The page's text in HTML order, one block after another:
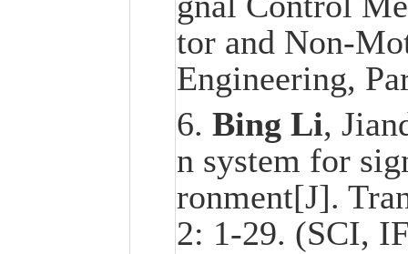
tor and Non-
Engineering,
6. Bing Li,
n system for
ronment[J].
2: 1-29. (SCI,